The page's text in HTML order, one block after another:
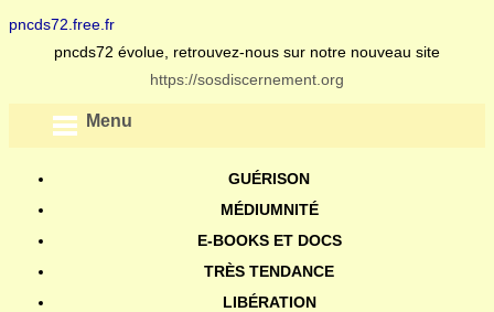
pncds72.free.fr
pncds72 évolue, retrouvez-nous sur notre nouveau site
https://sosdiscernement.org
Menu
GUÉRISON
MÉDIUMNITÉ
E-BOOKS ET DOCS
TRÈS TENDANCE
LIBÉRATION